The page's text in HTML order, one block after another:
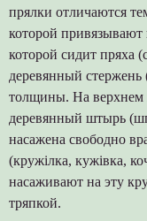
прялки отличаются
которой
которой сидит пряха
деревянный
толщины. На верхнем
деревянный штырь
насажена свободно
(кружілка, кужівка,
насаживают на эту
тряпкой.